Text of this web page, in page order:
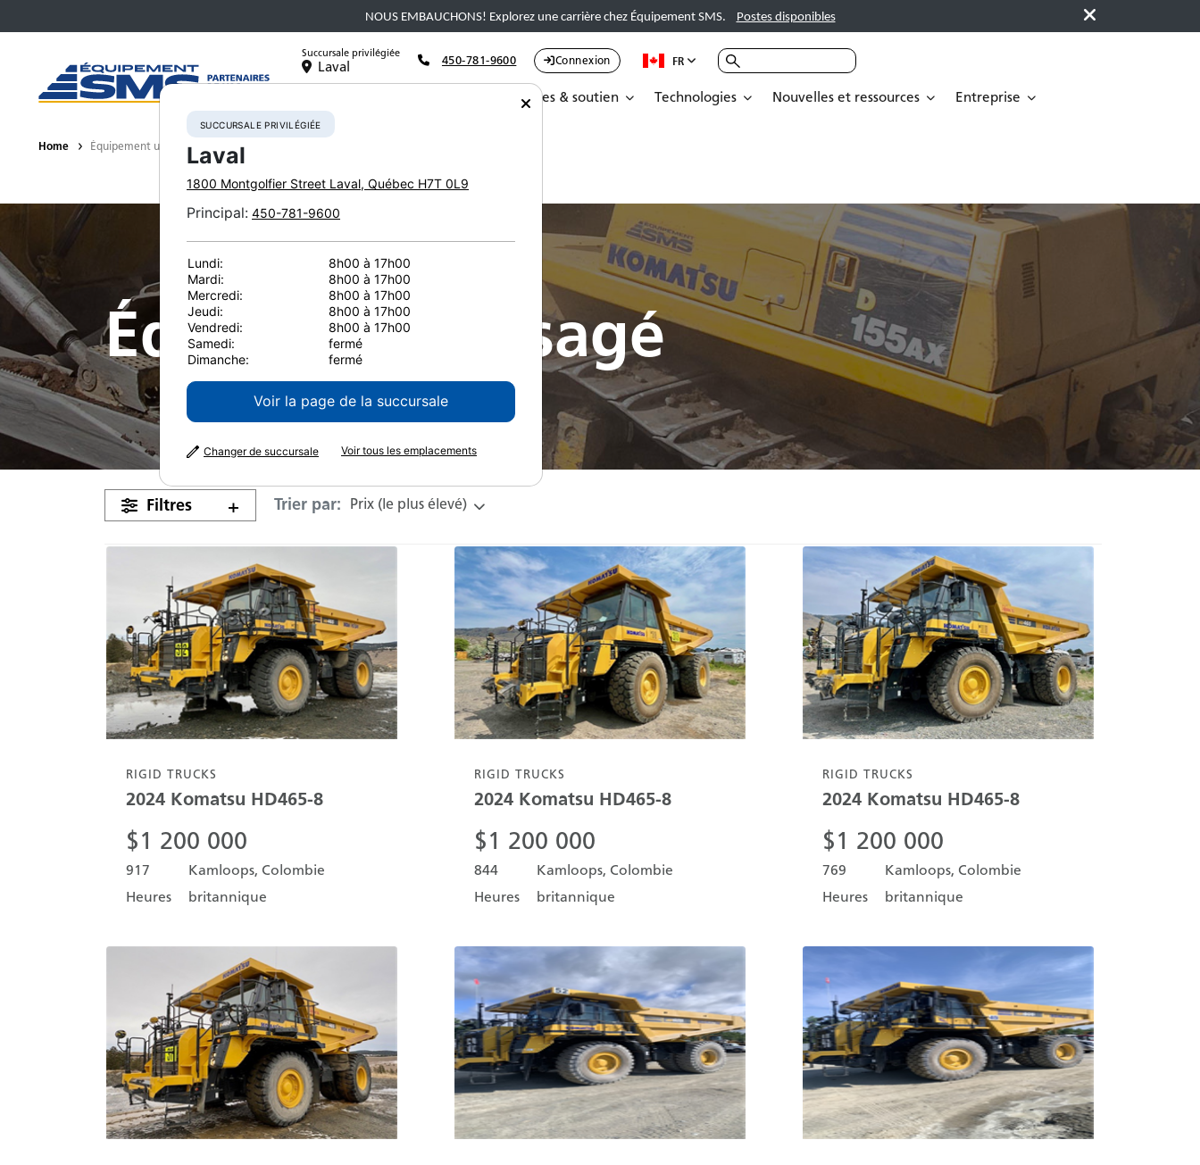
NOUS EMBAUCHONS! Explorez une carrière chez Équipement SMS. Postes disponibles
Succursale privilégiée
Laval 450-781-9600 Connexion FR
Services & soutien Technologies Nouvelles et ressources Entreprise
Home Équipement usagé
Équipement usagé
Filtres Trier par: Prix (le plus élevé)
RIGID TRUCKS
2024 Komatsu HD465-8
$1 200 000
917
Heures
Kamloops, Colombie
britannique
RIGID TRUCKS
2024 Komatsu HD465-8
$1 200 000
844
Heures
Kamloops, Colombie
britannique
RIGID TRUCKS
2024 Komatsu HD465-8
$1 200 000
769
Heures
Kamloops, Colombie
britannique
SUCCURSALE PRIVILÉGIÉE
Laval
1800 Montgolfier Street Laval, Québec H7T 0L9
Principal: 450-781-9600
Lundi:
8h00 à 17h00
Mardi:
8h00 à 17h00
Mercredi:
8h00 à 17h00
Jeudi:
8h00 à 17h00
Vendredi:
8h00 à 17h00
Samedi:
fermé
Dimanche:
fermé
Voir la page de la succursale
Changer de succursale Voir tous les emplacements